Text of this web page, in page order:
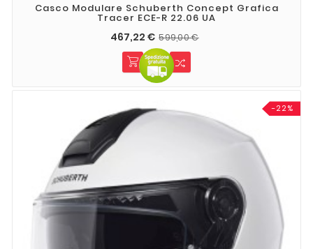
Casco Modulare Schuberth Concept Grafica
Tracer ECE-R 22.06 UA
467,22 € 599,00 €
-22%